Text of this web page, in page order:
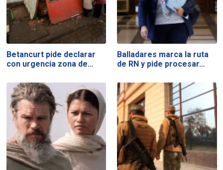
Betancurt pide declarar
con urgencia zona de…
Balladares marca la ruta
de RN y pide procesar…